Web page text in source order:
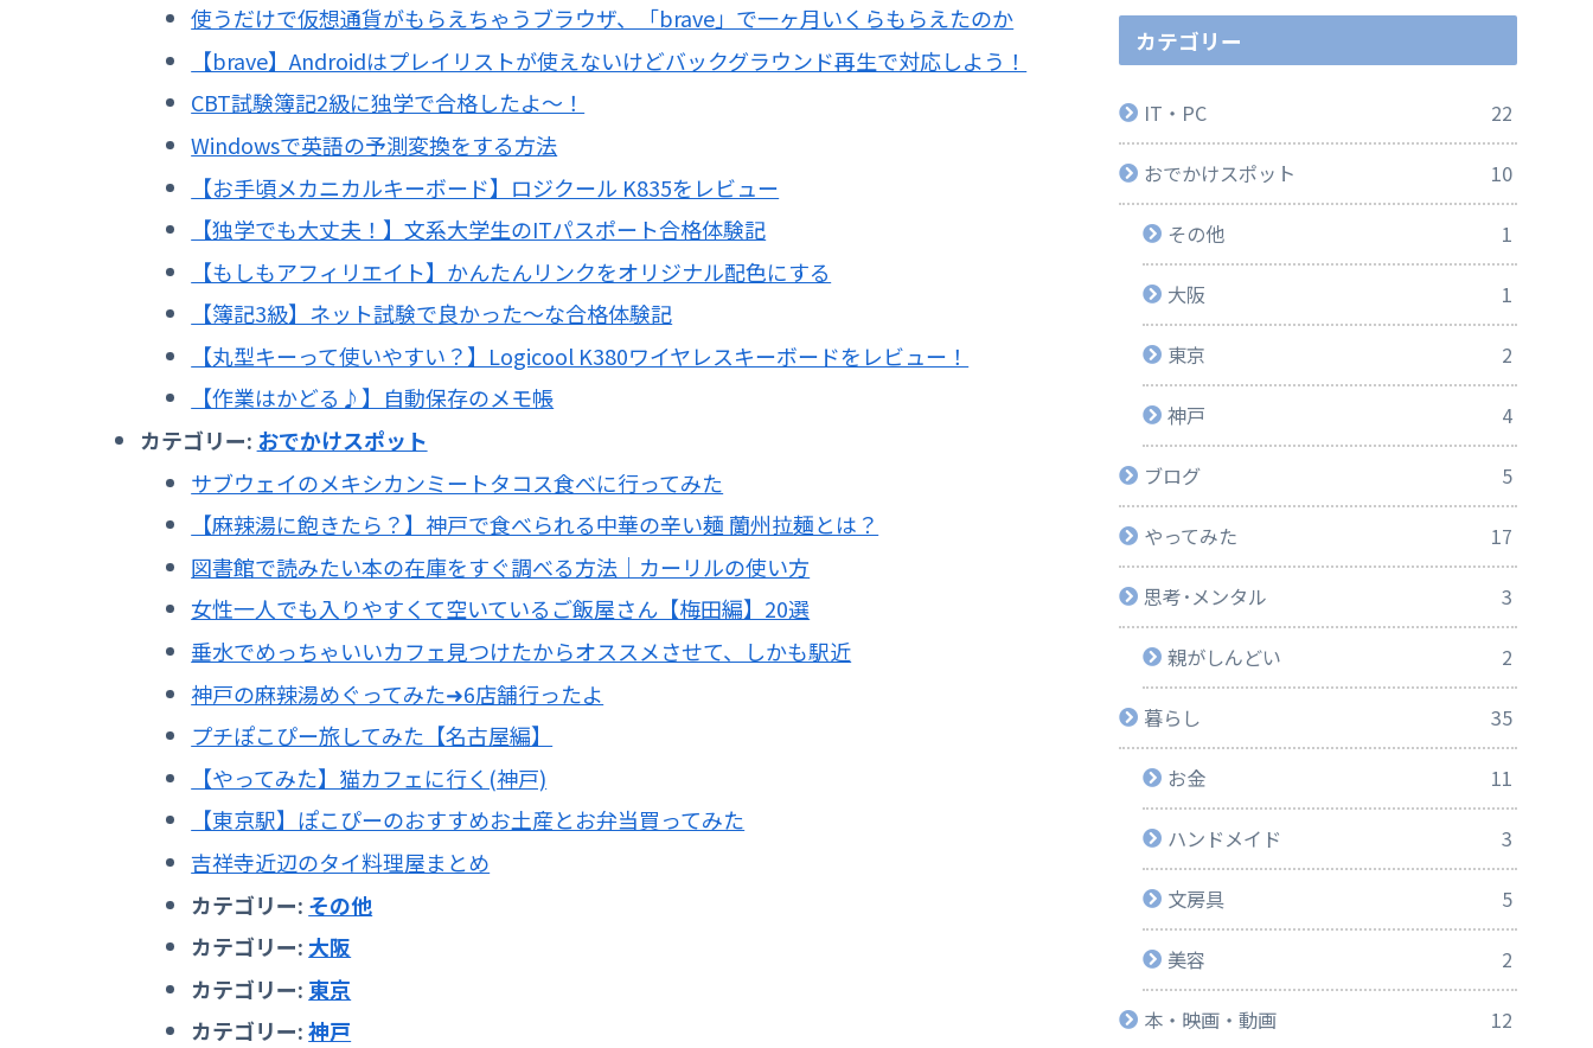
使うだけで仮想通貨がもらえちゃうブラウザ、「brave」で一ヶ月いくらもらえたのか
【brave】Androidはプレイリストが使えないけどバックグラウンド再生で対応しよう！
CBT試験簿記2級に独学で合格したよ～！
Windowsで英語の予測変換をする方法
【お手頃メカニカルキーボード】ロジクール K835をレビュー
【独学でも大丈夫！】文系大学生のITパスポート合格体験記
【もしもアフィリエイト】かんたんリンクをオリジナル配色にする
【簿記3級】ネット試験で良かった～な合格体験記
【丸型キーって使いやすい？】Logicool K380ワイヤレスキーボードをレビュー！
【作業はかどる♪】自動保存のメモ帳
カテゴリー: おでかけスポット
サブウェイのメキシカンミートタコス食べに行ってみた
【麻辣湯に飽きたら？】神戸で食べられる中華の辛い麺 蘭州拉麺とは？
図書館で読みたい本の在庫をすぐ調べる方法｜カーリルの使い方
女性一人でも入りやすくて空いているご飯屋さん【梅田編】20選
垂水でめっちゃいいカフェ見つけたからオススメさせて、しかも駅近
神戸の麻辣湯めぐってみた➜6店舗行ったよ
プチぽこぴー旅してみた【名古屋編】
【やってみた】猫カフェに行く(神戸)
【東京駅】ぽこぴーのおすすめお土産とお弁当買ってみた
吉祥寺近辺のタイ料理屋まとめ
カテゴリー: その他
カテゴリー: 大阪
カテゴリー: 東京
カテゴリー:神戸
カテゴリー
IT・PC 22
おでかけスポット 10
その他 1
大阪 1
東京 2
神戸 4
ブログ 5
やってみた 17
思考･メンタル 3
親がしんどい 2
暮らし 35
お金 11
ハンドメイド 3
文房具 5
美容 2
本・映画・動画 12